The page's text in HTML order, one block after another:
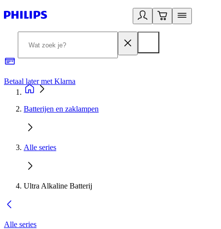
Betaal later met Klarna
Batterijen en zaklampen
Alle series
Ultra Alkaline Batterij
Alle series